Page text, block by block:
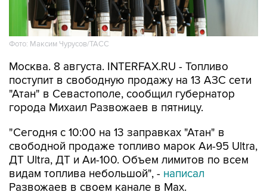
Фото: Максим Чурусов/ТАСС
Москва. 8 августа. INTERFAX.RU - Топливо
поступит в свободную продажу на 13 АЗС сети
"Атан" в Севастополе, сообщил губернатор
города Михаил Развожаев в пятницу.
"Сегодня с 10:00 на 13 заправках "Атан" в
свободной продаже топливо марок Аи-95 Ultra,
ДТ Ultra, ДТ и Аи-100. Объем лимитов по всем
видам топлива небольшой", - написал
Развожаев в своем канале в Max.